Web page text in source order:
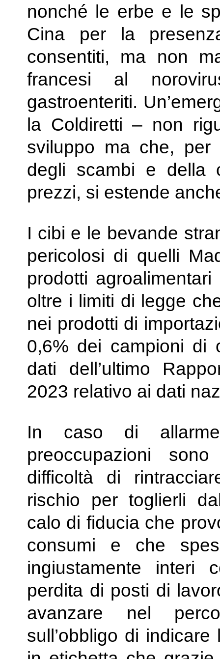
nonché le erbe e le
Cina per la
consentiti, ma non
francesi al
gastroenteriti.
la Coldiretti – non
sviluppo ma che, per
degli scambi e della
prezzi, si estende
I cibi e le bevande
pericolosi di quelli
prodotti
oltre i limiti di legge
nei prodotti di
0,6% dei campioni di
dati dell’ultimo
2023 relativo ai dati
In caso di
preoccupazioni
difficoltà di
rischio per toglierli
calo di fiducia che
consumi e che
ingiustamente interi
perdita di posti di
avanzare nel
sull’obbligo di